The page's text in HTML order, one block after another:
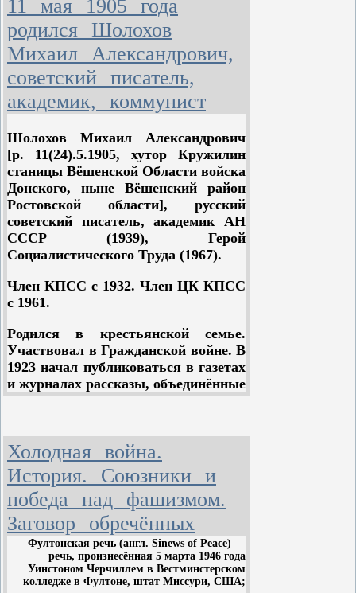
11 мая 1905 года
родился Шолохов
Михаил Александрович,
советский писатель,
академик, коммунист
Шолохов Михаил Александрович
[р. 11(24).5.1905, хутор Кружилин
станицы Вёшенской Области войска
Донского, ныне Вёшенский район
Ростовской области], русский
советский писатель, академик АН
СССР (1939), Герой
Социалистического Труда (1967).
Член КПСС с 1932. Член ЦК КПСС
с 1961.
Родился в крестьянской семье.
Участвовал в Гражданской войне. В
1923 начал публиковаться в газетах
и журналах рассказы, объединённые
впоследствии в сборники "Донские
— 1926). Гражданская война на
Дону, ожесточённая классовая
борьба, место человека в великих
социальных сдвигах,
происходивших в деревне, его мечта
о новом мире социальной
справедливости — таковы темы
ранних рассказовШо лохова,
которые стали заметным явлением
в советской литературе 1-й
Холодная война.
История. Союзники и
победа над фашизмом.
Заговор обречённых
Фултонская речь (англ. Sinews of Peace) —
речь, произнесённая 5 марта 1946 года
Уинстоном Черчиллем в Вестминстерском
колледже в Фултоне, штат Миссури, США;